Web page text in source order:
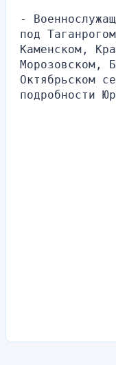
-
под
Каменском,
Морозовском,
Октябрьском
подробности